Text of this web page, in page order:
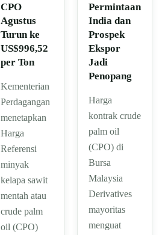
CPO
Agustus
Turun ke
US$996,52
per Ton
Kementerian
Perdagangan
menetapkan
Harga
Referensi
minyak
kelapa sawit
mentah atau
crude palm
oil (CPO)
Permintaan
India dan
Prospek
Ekspor
Jadi
Penopang
Harga
kontrak crude
palm oil
(CPO) di
Bursa
Malaysia
Derivatives
mayoritas
menguat